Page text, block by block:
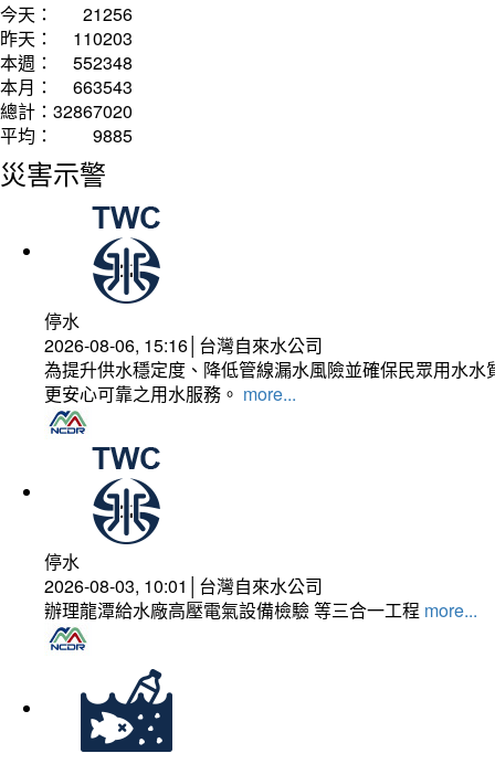
今天：
21256
昨天：
110203
本週：
552348
本月：
663543
總計： 32867020
平均：
9885
災害示警
停水
2026-08-06, 15:16│台灣自來水公司
為提升供水穩定度、降低管線漏水風險並確保民眾用水
更安心可靠之用水服務。 more...
停水
2026-08-03, 10:01│台灣自來水公司
辦理龍潭給水廠高壓電氣設備檢驗 等三合一工程 more...